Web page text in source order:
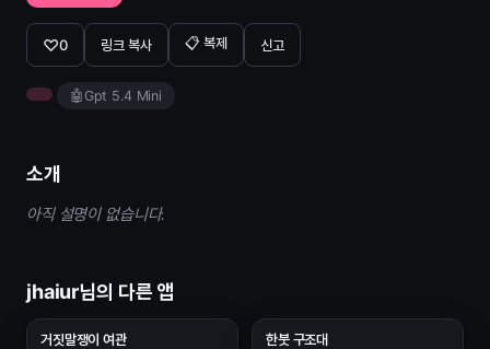
♡0 링크 복사 📋 복제 신고
🤖Gpt 5.4 Mini
소개
아직 설명이 없습니다.
jhaiur님의 다른 앱
거짓말쟁이 여관 한붓 구조대